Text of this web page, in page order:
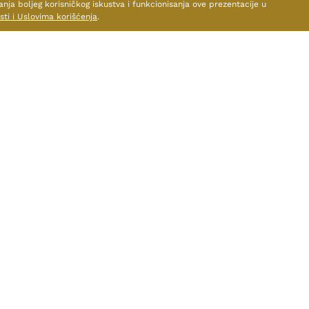
boljeg korisničkog iskustva i funkcionisanja ove prezentacije u
i Uslovima korišćenja.